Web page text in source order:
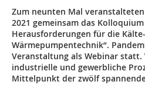
Zum neunten Mal veranstalteten
2021 gemeinsam das
Herausforderungen für die
Wärmepumpentechnik“.
Veranstaltung als Webinar
industrielle und gewerbliche
Mittelpunkt der zwölf